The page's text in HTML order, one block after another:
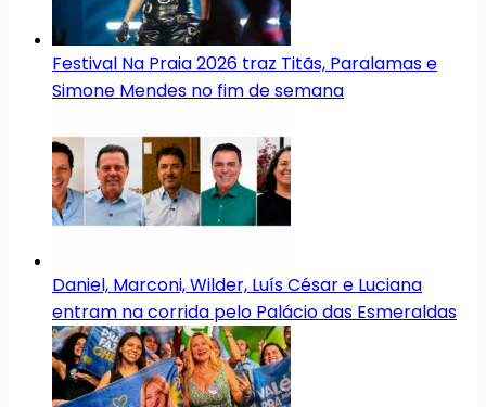
Festival Na Praia 2026 traz Titãs, Paralamas e
Simone Mendes no fim de semana
Daniel, Marconi, Wilder, Luís César e Luciana
entram na corrida pelo Palácio das Esmeraldas